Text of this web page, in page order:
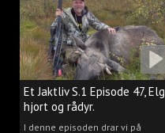
Et Jaktliv S.1 Episode 47, Elg,
hjort og rådyr.
I denne episoden drar vi på